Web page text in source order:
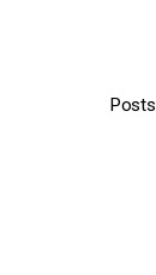
Posts